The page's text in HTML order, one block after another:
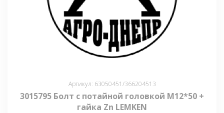
Артикул: 63050451/366204513
3015795 Болт с потайной головкой М12*50 +
гайка Zn LEMKEN